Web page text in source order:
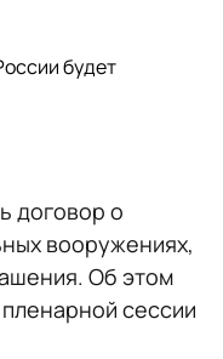
будет
договор о
вооружениях,
Об этом
сессии